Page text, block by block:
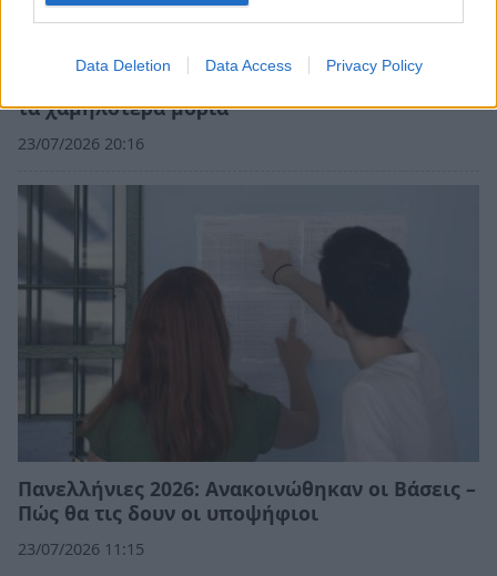
Data Deletion Data Access Privacy Policy
Βάσεις 2026: Οι σχολές με τα υψηλότερα και
τα χαμηλότερα μόρια
23/07/2026 20:16
Πανελλήνιες 2026: Ανακοινώθηκαν οι Βάσεις –
Πώς θα τις δουν οι υποψήφιοι
23/07/2026 11:15